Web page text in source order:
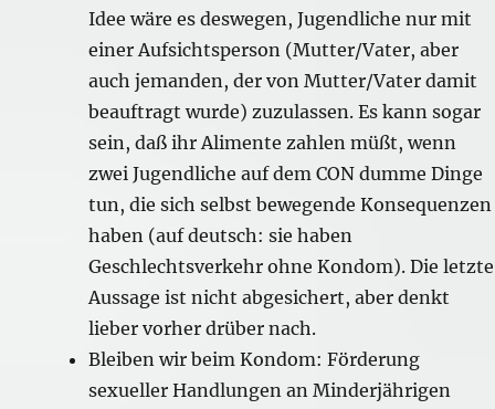
Idee wäre es deswegen, Jugendliche nur mit
einer Aufsichtsperson (Mutter/Vater, aber
auch jemanden, der von Mutter/Vater damit
beauftragt wurde) zuzulassen. Es kann sogar
sein, daß ihr Alimente zahlen müßt, wenn
zwei Jugendliche auf dem CON dumme Dinge
tun, die sich selbst bewegende Konsequenzen
haben (auf deutsch: sie haben
Geschlechtsverkehr ohne Kondom). Die letzte
Aussage ist nicht abgesichert, aber denkt
lieber vorher drüber nach.
Bleiben wir beim Kondom: Förderung
sexueller Handlungen an Minderjährigen